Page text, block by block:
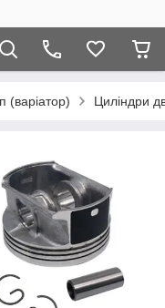
(варіатор) Циліндри